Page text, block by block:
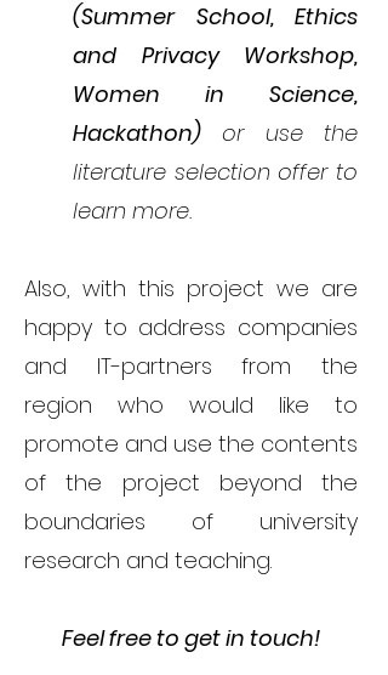
(Summer School, Ethics
and Privacy Workshop,
Women in Science,
Hackathon) or use the
literature selection offer to
learn more.
Also, with this project we are
happy to address companies
and IT-partners from the
region who would like to
promote and use the contents
of the project beyond the
boundaries of university
research and teaching.
Feel free to get in touch!